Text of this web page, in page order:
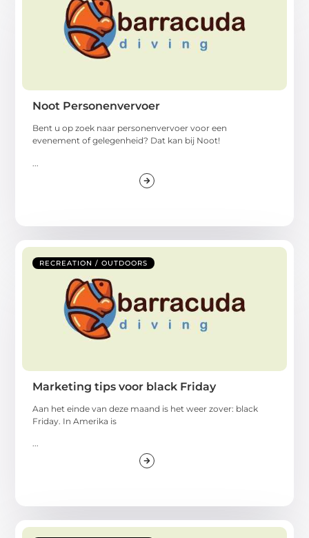
Noot Personenvervoer
Bent u op zoek naar personenvervoer voor een
evenement of gelegenheid? Dat kan bij Noot!
RECREATION / OUTDOORS
Marketing tips voor black Friday
Aan het einde van deze maand is het weer zover: black
Friday. In Amerika is
...